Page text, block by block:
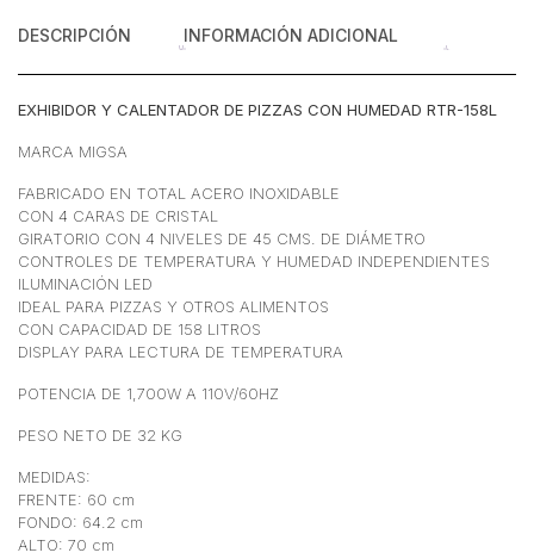
cm
DESCRIPCIÓN INFORMACIÓN ADICIONAL
EXHIBIDOR Y CALENTADOR DE PIZZAS CON HUMEDAD RTR-158L
MARCA MIGSA
FABRICADO EN TOTAL ACERO INOXIDABLE
CON 4 CARAS DE CRISTAL
GIRATORIO CON 4 NIVELES DE 45 CMS. DE DIÁMETRO
CONTROLES DE TEMPERATURA Y HUMEDAD INDEPENDIENTES
ILUMINACIÓN LED
IDEAL PARA PIZZAS Y OTROS ALIMENTOS
CON CAPACIDAD DE 158 LITROS
DISPLAY PARA LECTURA DE TEMPERATURA
POTENCIA DE 1,700W A 110V/60HZ
PESO NETO DE 32 KG
MEDIDAS:
FRENTE: 60 cm
FONDO: 64.2 cm
ALTO: 70 cm